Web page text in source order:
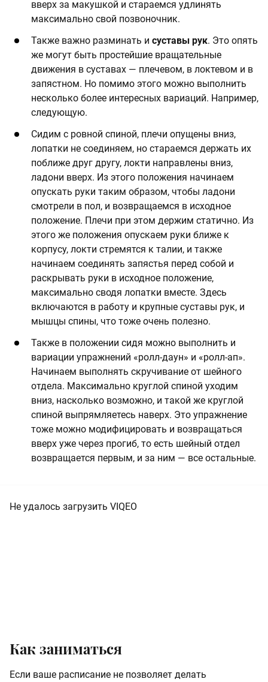
вверх за макушкой и стараемся удлинять
максимально свой позвоночник.
Также важно разминать и суставы рук. Это опять
же могут быть простейшие вращательные
движения в суставах — плечевом, в локтевом и в
запястном. Но помимо этого можно выполнить
несколько более интересных вариаций. Например,
следующую.
Сидим с ровной спиной, плечи опущены вниз,
лопатки не соединяем, но стараемся держать их
поближе друг другу, локти направлены вниз,
ладони вверх. Из этого положения начинаем
опускать руки таким образом, чтобы ладони
смотрели в пол, и возвращаемся в исходное
положение. Плечи при этом держим статично. Из
этого же положения опускаем руки ближе к
корпусу, локти стремятся к талии, и также
начинаем соединять запястья перед собой и
раскрывать руки в исходное положение,
максимально сводя лопатки вместе. Здесь
включаются в работу и крупные суставы рук, и
мышцы спины, что тоже очень полезно.
Также в положении сидя можно выполнить и
вариации упражнений «ролл-даун» и «ролл-ап».
Начинаем выполнять скручивание от шейного
отдела. Максимально круглой спиной уходим
вниз, насколько возможно, и такой же круглой
спиной выпрямляетесь наверх. Это упражнение
тоже можно модифицировать и возвращаться
вверх уже через прогиб, то есть шейный отдел
возвращается первым, и за ним — все остальные.
Не удалось загрузить VIQEO
Как заниматься
Если ваше расписание не позволяет делать